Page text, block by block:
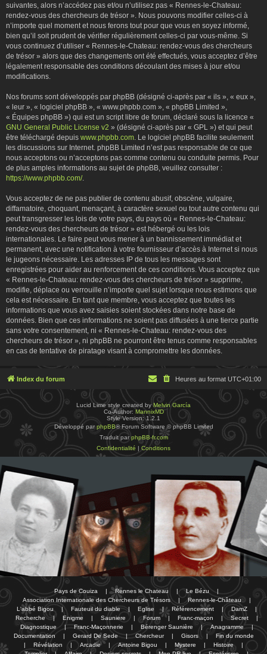
suivantes, alors n’accédez pas et/ou n’utilisez pas « Rennes-le-Chateau:
rendez-vous des chercheurs de trésor ». Nous pouvons modifier celles-ci à
n’importe quel moment et nous ferons tout pour que vous en soyez informé,
bien qu’il soit prudent de vérifier régulièrement celles-ci par vous-même. Si
vous continuez d’utiliser « Rennes-le-Chateau: rendez-vous des chercheurs
de trésor » alors que des changements ont été effectués, vous acceptez d’être
légalement responsable des conditions découlant des mises à jour et/ou
modifications.
Nos forums sont développés par phpBB (désigné ci-après par « ils », « eux »,
« leur », « logiciel phpBB », « www.phpbb.com », « phpBB Limited »,
« Équipes phpBB ») qui est un script libre de forum, déclaré sous la licence «
GNU General Public License v2 » (désigné ci-après par « GPL ») et qui peut
être téléchargé depuis www.phpbb.com. Le logiciel phpBB facilite seulement
les discussions sur Internet. phpBB Limited n’est pas responsable de ce que
nous acceptons ou n’acceptons pas comme contenu ou conduite permis. Pour
de plus amples informations au sujet de phpBB, veuillez consulter :
https://www.phpbb.com/.
Vous acceptez de ne pas publier de contenu abusif, obscène, vulgaire,
diffamatoire, choquant, menaçant, à caractère sexuel ou tout autre contenu qui
peut transgresser les lois de votre pays, du pays où « Rennes-le-Chateau:
rendez-vous des chercheurs de trésor » est hébergé ou les lois
internationales. Le faire peut vous mener à un bannissement immédiat et
permanent, avec une notification à votre fournisseur d’accès à Internet si nous
le jugeons nécessaire. Les adresses IP de tous les messages sont
enregistrées pour aider au renforcement de ces conditions. Vous acceptez que
« Rennes-le-Chateau: rendez-vous des chercheurs de trésor » supprime,
modifie, déplace ou verrouille n’importe quel sujet lorsque nous estimons que
cela est nécessaire. En tant que membre, vous acceptez que toutes les
informations que vous avez saisies soient stockées dans notre base de
données. Bien que ces informations ne soient pas diffusées à une tierce partie
sans votre consentement, ni « Rennes-le-Chateau: rendez-vous des
chercheurs de trésor », ni phpBB ne pourront être tenus comme responsables
en cas de tentative de piratage visant à compromettre les données.
Index du forum Heures au format UTC+01:00
Lucid Lime style created by Melvin García
Co-Author: MannixMD
Style Version: 1.2.1
Développé parphpBB® Forum Software © phpBB Limited
Traduit par phpBB-fr.com
Confidentialité | Conditions
Pays de Couiza | Rennes le Chateau | Le Bézu
|
Association Internationale des Chercheurs de Trésors
| Rennes-le-Château
|
L'abbé Bigou
| Fauteuil du diable | Eglise | Référencement | DamZ
|
Recherche
| Enigme | Sauniere | Forum | Franc-maçon | Secret
|
Diagnostique
| Franc-Maçonnerie | Bérenger Saunière | Anagramme
|
Documentation
| Gerard De Sede | Chercheur | Gisors |
Fin du monde
|
Révélation | Arcadie | Antoine Bigou | Mystere | Histoire
|